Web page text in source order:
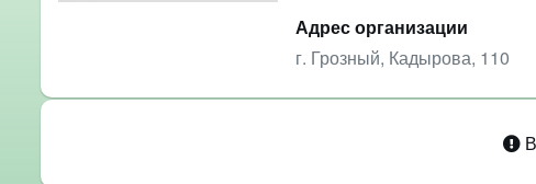
Адрес организации
г. Грозный, Кадырова, 110